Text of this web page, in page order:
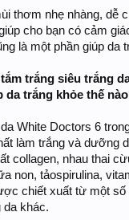
thơm nhẹ nhàng, dễ
cho bạn có cảm
là một phần giúp da
trắng siêu trắng
da trắng khỏe thế
White Doctors 6
làm trắng và dưỡng
collagen, nhau thai
non, tảospirulina,
chiết xuất từ một số
khác.